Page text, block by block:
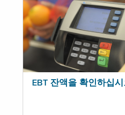
EBT 잔액을 확인하십